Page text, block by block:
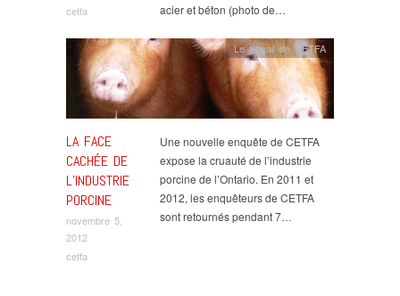
cetfa
acier et béton (photo de…
LA FACE
CACHÉE DE
L’INDUSTRIE
PORCINE
novembre 5,
2012
cetfa
Le travail de CETFA
Une nouvelle enquête de CETFA
expose la cruauté de l’industrie
porcine de l’Ontario. En 2011 et
2012, les enquêteurs de CETFA
sont retournés pendant 7…